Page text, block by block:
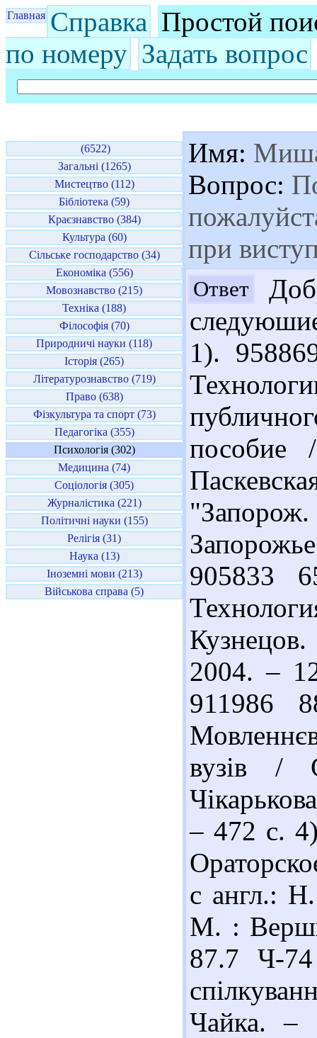
Главная Справка Простой
по номеру Задать вопрос
(6522)
Загальні (1265)
Мистецтво (112)
Бібліотека (59)
Краєзнавство (384)
Культура (60)
Сільське господарство (34)
Економіка (556)
Мовознавство (215)
Техніка (188)
Філософія (70)
Природничі науки (118)
Історія (265)
Літературознавство (719)
Право (638)
Фізкультура та спорт (73)
Педагогіка (355)
Психологія (302)
Медицина (74)
Соціологія (305)
Журналістика (221)
Політичні науки (155)
Релігія (31)
Наука (13)
Іноземні мови (213)
Військова справа (5)
Имя:
Вопрос:
при
Ответ
1).
905833
2004. –
911986
вузів
– 472 с.
с англ.:
М. :
87.7 Ч-
Чайка. –